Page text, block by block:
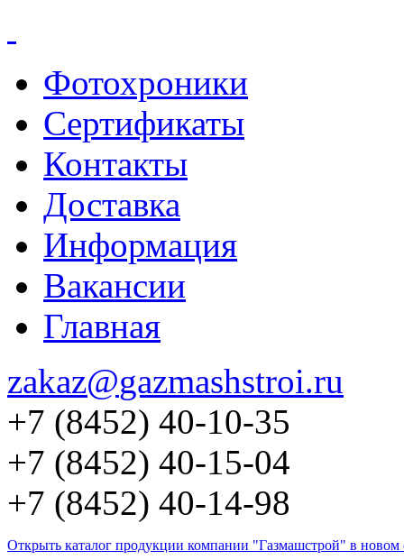
Фотохроники
Сертификаты
Контакты
Доставка
Информация
Вакансии
Главная
zakaz@gazmashstroi.ru
+7 (8452) 40-10-35
+7 (8452) 40-15-04
+7 (8452) 40-14-98
Открыть каталог продукции компании "Газмашстрой" в